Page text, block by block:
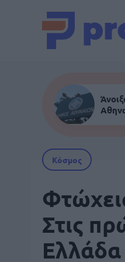
Κόσμος
Στις
Ελλάδα